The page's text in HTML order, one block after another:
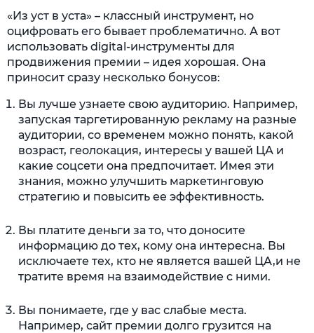
«Из уст в уста» – классный инструмент, но
оцифровать его бывает проблематично. А вот
использовать digital-инструменты для
продвижения премии – идея хорошая. Она
приносит сразу несколько бонусов:
Вы лучше узнаете свою аудиторию. Например,
запуская таргетированную рекламу на разные
аудитории, со временем можно понять, какой
возраст, геолокация, интересы у вашей ЦА и
какие соцсети она предпочитает. Имея эти
знания, можно улучшить маркетинговую
стратегию и повысить ее эффективность.
Вы платите деньги за то, что доносите
информацию до тех, кому она интересна. Вы
исключаете тех, кто не является вашей ЦА,и не
тратите время на взаимодействие с ними.
Вы понимаете, где у вас слабые места.
Например, сайт премии долго грузится на